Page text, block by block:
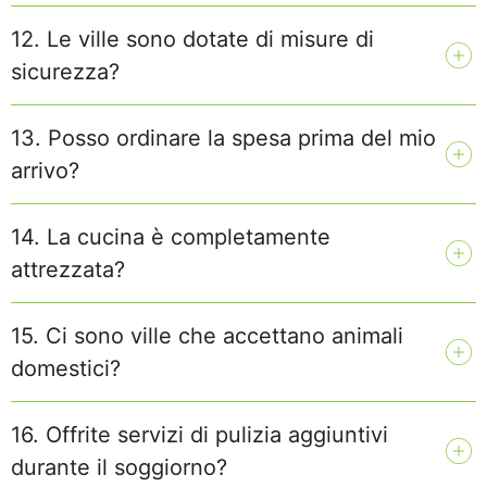
12. Le ville sono dotate di misure di
sicurezza?
13. Posso ordinare la spesa prima del mio
arrivo?
14. La cucina è completamente
attrezzata?
15. Ci sono ville che accettano animali
domestici?
16. Offrite servizi di pulizia aggiuntivi
durante il soggiorno?